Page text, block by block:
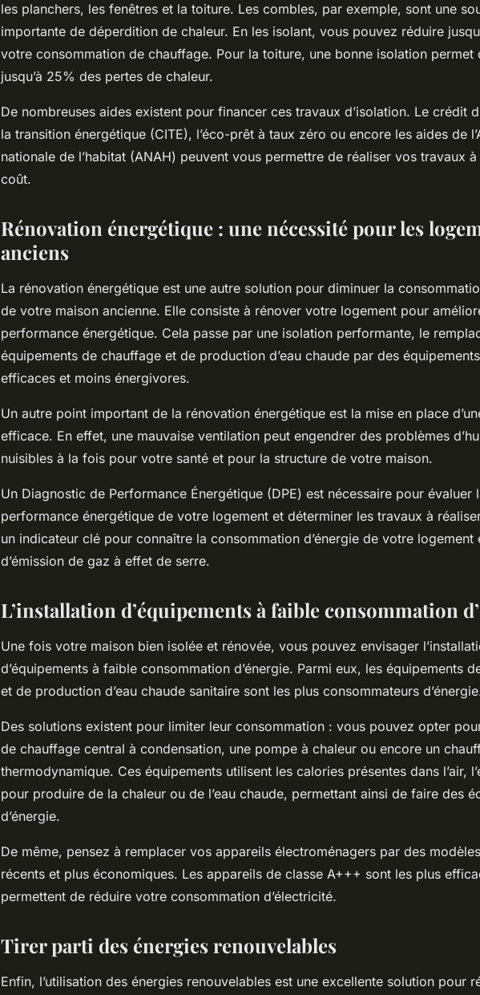
les planchers, les fenêtres et la toiture. Les combles, par exemple, sont une
importante de déperdition de chaleur. En les isolant, vous pouvez réduire
votre consommation de chauffage. Pour la toiture, une bonne isolation permet
jusqu’à 25% des pertes de chaleur.
De nombreuses aides existent pour financer ces travaux d’isolation. Le crédit
la transition énergétique (CITE), l’éco-prêt à taux zéro ou encore les aides de
nationale de l’habitat (ANAH) peuvent vous permettre de réaliser vos travaux
coût.
Rénovation énergétique : une nécessité pour les
anciens
La rénovation énergétique est une autre solution pour diminuer la
de votre maison ancienne. Elle consiste à rénover votre logement pour
performance énergétique. Cela passe par une isolation performante, le
équipements de chauffage et de production d’eau chaude par des
efficaces et moins énergivores.
Un autre point important de la rénovation énergétique est la mise en place
efficace. En effet, une mauvaise ventilation peut engendrer des problèmes
nuisibles à la fois pour votre santé et pour la structure de votre maison.
Un Diagnostic de Performance Énergétique (DPE) est nécessaire pour évaluer
performance énergétique de votre logement et déterminer les travaux à
un indicateur clé pour connaître la consommation d’énergie de votre logement
d’émission de gaz à effet de serre.
L’installation d’équipements à faible consommation
Une fois votre maison bien isolée et rénovée, vous pouvez envisager
d’équipements à faible consommation d’énergie. Parmi eux, les équipements
et de production d’eau chaude sanitaire sont les plus consommateurs
Des solutions existent pour limiter leur consommation : vous pouvez opter
de chauffage central à condensation, une pompe à chaleur ou encore un
thermodynamique. Ces équipements utilisent les calories présentes dans l’air,
pour produire de la chaleur ou de l’eau chaude, permettant ainsi de faire des
d’énergie.
De même, pensez à remplacer vos appareils électroménagers par des
récents et plus économiques. Les appareils de classe A+++ sont les plus
permettent de réduire votre consommation d’électricité.
Tirer parti des énergies renouvelables
Enfin, l’utilisation des énergies renouvelables est une excellente solution pour